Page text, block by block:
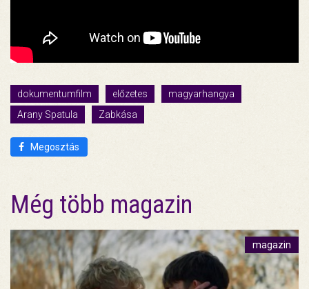
dokumentumfilm előzetes
magyarhangya
Arany Spatula
Zabkása
Megosztás
Még több magazin
magazin